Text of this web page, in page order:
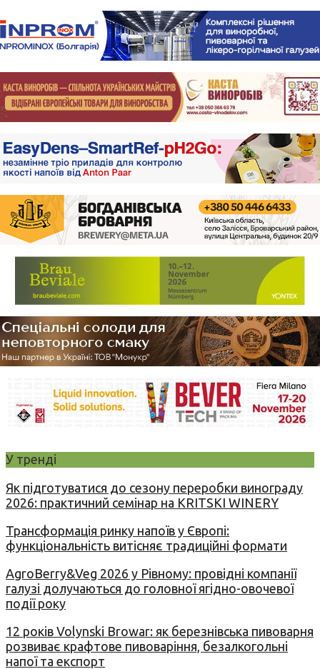
У тренді
Як підготуватися до сезону переробки винограду
2026: практичний семінар на KRITSKI WINERY
Трансформація ринку напоїв у Європі:
функціональність витісняє традиційні формати
AgroBerry&Veg 2026 у Рівному: провідні компанії
галузі долучаються до головної ягідно-овочевої
події року
12 років Volynski Browar: як березнівська пивоварня
розвиває крафтове пивоваріння, безалкогольні
напої та експорт